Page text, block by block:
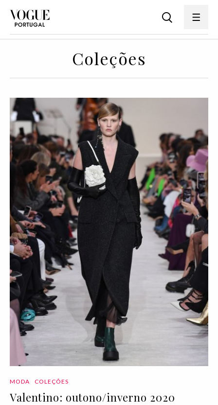
Coleções
MODA COLEÇÕES
Valentino: outono/inverno 2020